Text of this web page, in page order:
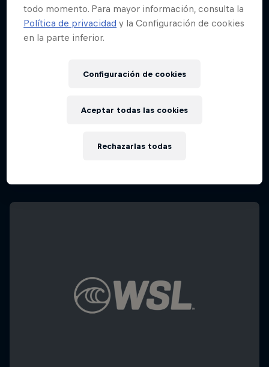
todo momento. Para mayor información, consulta la
Política de privacidad y la Configuración de cookies
en la parte inferior.
Configuración de cookies
Rechazarlas todas
Aceptar todas las cookies